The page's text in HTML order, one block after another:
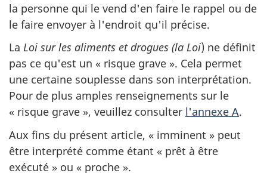
la personne qui le vend d'en faire le rappel ou de
le faire envoyer à l'endroit qu'il précise.
La Loi sur les aliments et drogues (la Loi) ne définit
pas ce qu'est un « risque grave ». Cela permet
une certaine souplesse dans son interprétation.
Pour de plus amples renseignements sur le
« risque grave », veuillez consulter l'annexe A.
Aux fins du présent article, « imminent » peut
être interprété comme étant « prêt à être
exécuté » ou « proche ».